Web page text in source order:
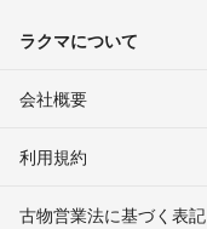
ラクマについて
会社概要
利用規約
古物営業法に基づく表記